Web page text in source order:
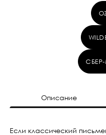
Описание
Если классический